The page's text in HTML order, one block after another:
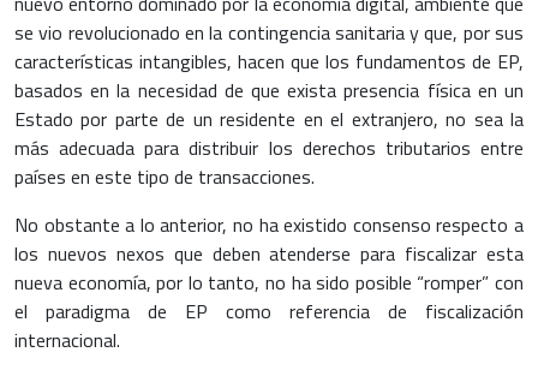
se vio revolucionado en la contingencia sanitaria y que, por sus
características intangibles, hacen que los fundamentos de EP,
basados en la necesidad de que exista presencia física en un
Estado por parte de un residente en el extranjero, no sea la
más adecuada para distribuir los derechos tributarios entre
países en este tipo de transacciones.
No obstante a lo anterior, no ha existido consenso respecto a
los nuevos nexos que deben atenderse para fiscalizar esta
nueva economía, por lo tanto, no ha sido posible “romper” con
el paradigma de EP como referencia de fiscalización
internacional.